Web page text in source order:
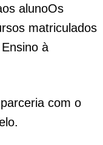
alunoOs
matriculados
à
com o